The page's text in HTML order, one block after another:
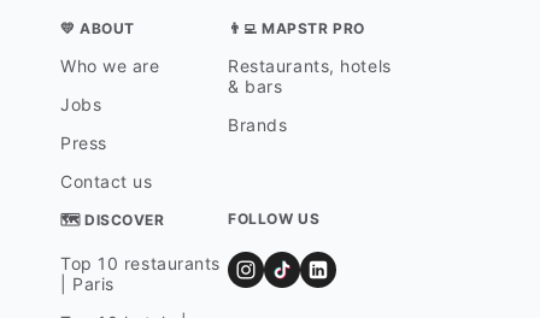
💛 ABOUT
Who we are
Jobs
Press
Contact us
👨‍💻 MAPSTR PRO
Restaurants, hotels
& bars
Brands
🗺 DISCOVER
Top 10 restaurants
| Paris
FOLLOW US